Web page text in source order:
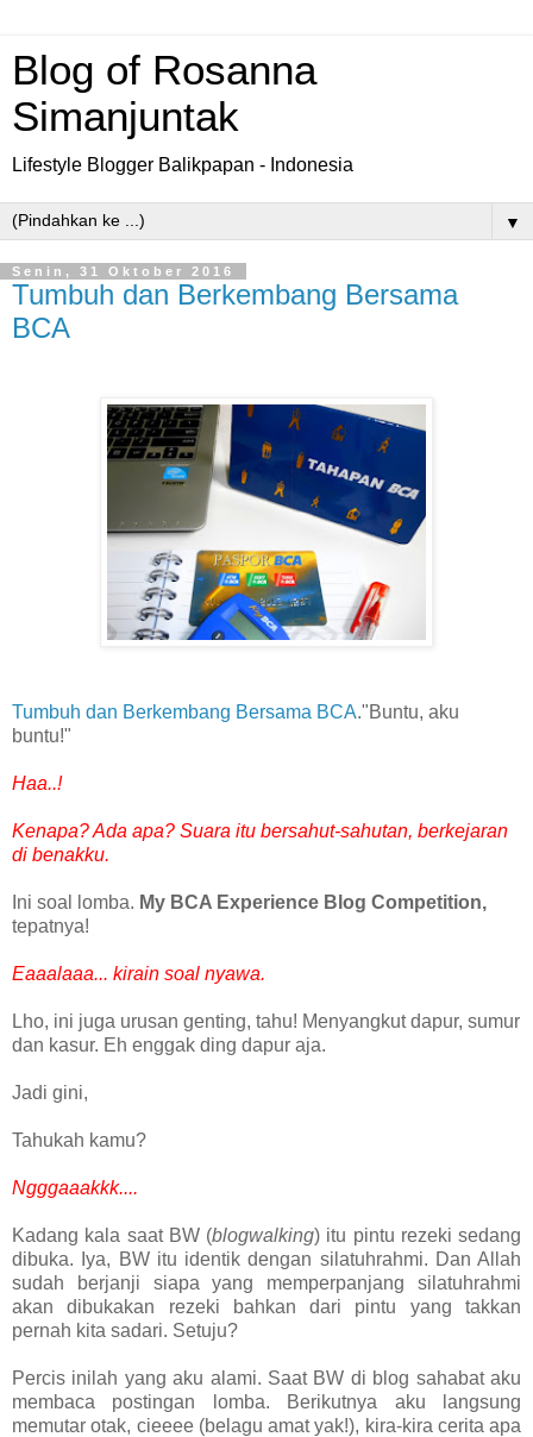
Blog of Rosanna
Simanjuntak
Lifestyle Blogger Balikpapan - Indonesia
▼
Senin, 31 Oktober 2016
Tumbuh dan Berkembang Bersama
BCA
Tumbuh dan Berkembang Bersama BCA."Buntu, aku
buntu!"
Haa..!
Kenapa? Ada apa? Suara itu bersahut-sahutan, berkejaran
di benakku.
Ini soal lomba. My BCA Experience Blog Competition,
tepatnya!
Eaaalaaa... kirain soal nyawa.
Lho, ini juga urusan genting, tahu! Menyangkut dapur, sumur
dan kasur. Eh enggak ding dapur aja.
Jadi gini,
Tahukah kamu?
Ngggaaakkk....
Kadang kala saat BW (blogwalking) itu pintu rezeki sedang
dibuka. Iya, BW itu identik dengan silatuhrahmi. Dan Allah
sudah berjanji siapa yang memperpanjang silatuhrahmi
akan dibukakan rezeki bahkan dari pintu yang takkan
pernah kita sadari. Setuju?
Percis inilah yang aku alami. Saat BW di blog sahabat aku
membaca postingan lomba. Berikutnya aku langsung
memutar otak, cieeee (belagu amat yak!), kira-kira cerita apa